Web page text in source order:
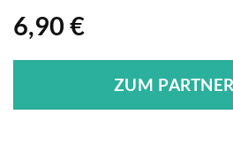
6,90 €
ZUM